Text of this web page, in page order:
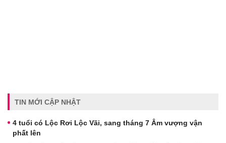
TIN MỚI CẬP NHẬT
4 tuổi có Lộc Rơi Lộc Vãi, sang tháng 7 Âm vượng vận
phất lên